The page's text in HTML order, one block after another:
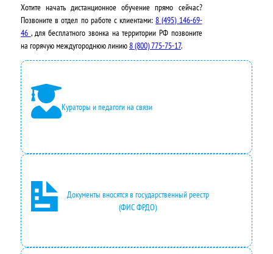
Хотите начать дистанционное обучение прямо сейчас?
Позвоните в отдел по работе с клиентами:8 (495) 146-69-
46 , для бесплатного звонка на территории РФ позвоните
на горячую междугороднюю линию8 (800) 775-75-17.
Кураторы и педагоги на связи
Документы вносятся в государственный реестр
(ФИС ФРДО)